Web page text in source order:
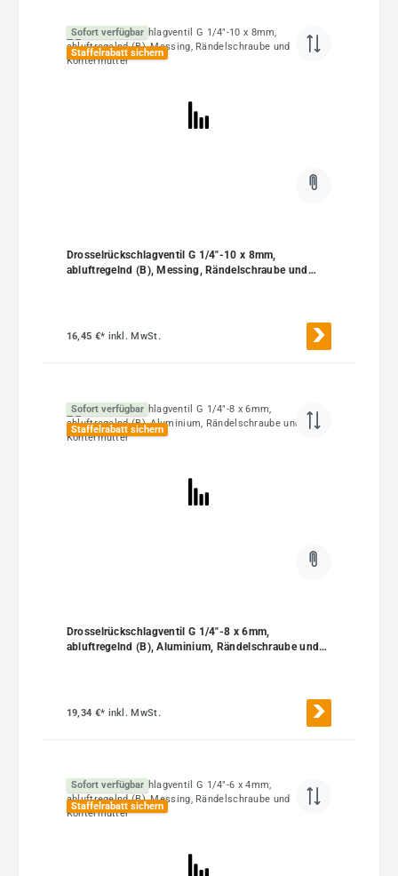
Sofort verfügbar
Staffelrabatt sichern
Drosselrückschlagventil G 1/4"-10 x 8mm,
abluftregelnd (B), Messing, Rändelschraube und
16,45 €* inkl. MwSt.
Sofort verfügbar
Staffelrabatt sichern
Drosselrückschlagventil G 1/4"-8 x 6mm,
abluftregelnd (B), Aluminium, Rändelschraube und
19,34 €* inkl. MwSt.
Sofort verfügbar
Staffelrabatt sichern